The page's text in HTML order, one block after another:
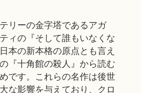
リーの金字塔であるアガ
ィの『そして誰もいなくな
本の新本格の原点とも言え
『十角館の殺人』から読む
です。これらの名作は後世
な影響を与えており、クロ